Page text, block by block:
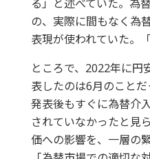
る」と述べていた。為
の、実際に間もなく為
表現が使われていた。
ところで、2022年に
表したのは6月のこと
発表後もすぐに為替介
されていなかったと見
価への影響を、一層の